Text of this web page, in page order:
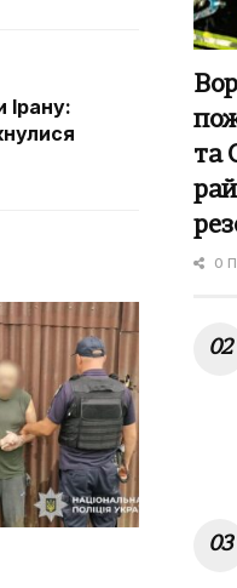
Ірану:
та
0